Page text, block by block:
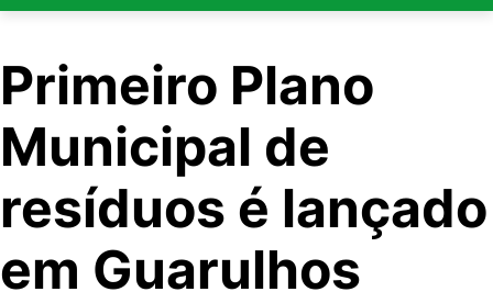
Primeiro Plano
Municipal de
resíduos é lançado
em Guarulhos